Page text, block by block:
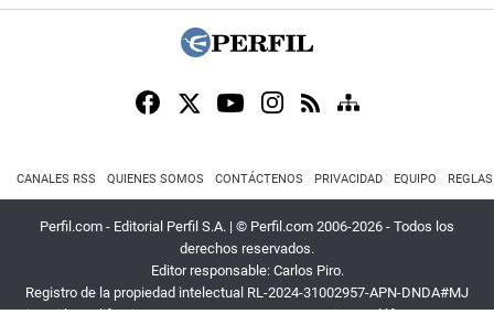
CANALES RSS QUIENES SOMOS CONTÁCTENOS PRIVACIDAD EQUIPO
Perfil.com - Editorial Perfil S.A. | © Perfil.com 2006-2026 - Todos los
derechos reservados.
Editor responsable: Carlos Piro.
Registro de la propiedad intelectual RL-2024-31002957-APN-DNDA#MJ
Dirección:California 2715,C1289ABI,CABA, Argentina| Teléfono:+54 9 11